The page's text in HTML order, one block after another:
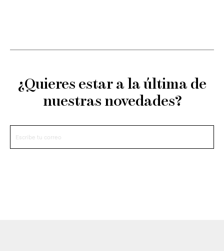
¿Quieres estar a la última de
nuestras novedades?